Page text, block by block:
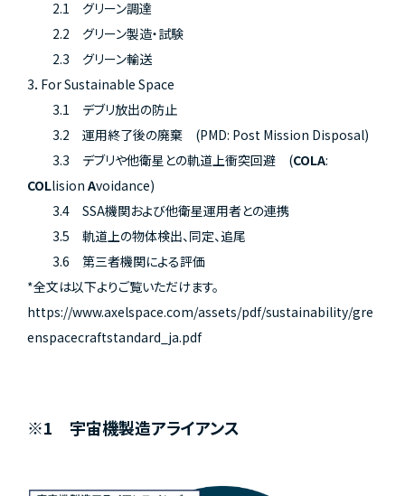
2.1 グリーン調達
2.2 グリーン製造・試験
2.3 グリーン輸送
3．For Sustainable Space
3.1 デブリ放出の防止
3.2 運用終了後の廃棄 (PMD: Post Mission Disposal)
3.3 デブリや他衛星との軌道上衝突回避 (COLA:
COLlision Avoidance)
3.4 SSA機関および他衛星運用者との連携
3.5 軌道上の物体検出、同定、追尾
3.6 第三者機関による評価
*全文は以下よりご覧いただけます。
https://www.axelspace.com/assets/pdf/sustainability/gre
enspacecraftstandard_ja.pdf
※1 宇宙機製造アライアンス